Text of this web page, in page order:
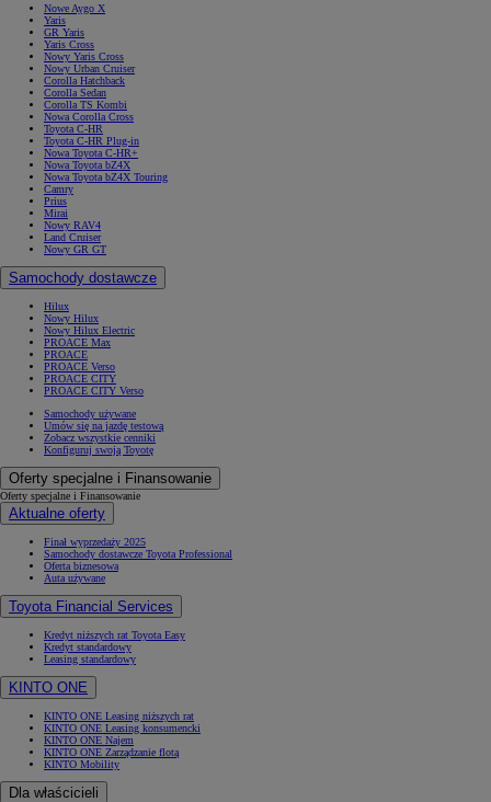
Nowe Aygo X
Yaris
GR Yaris
Yaris Cross
Nowy Yaris Cross
Nowy Urban Cruiser
Corolla Hatchback
Corolla Sedan
Corolla TS Kombi
Nowa Corolla Cross
Toyota C-HR
Toyota C-HR Plug-in
Nowa Toyota C-HR+
Nowa Toyota bZ4X
Nowa Toyota bZ4X Touring
Camry
Prius
Mirai
Nowy RAV4
Land Cruiser
Nowy GR GT
Samochody dostawcze
Hilux
Nowy Hilux
Nowy Hilux Electric
PROACE Max
PROACE
PROACE Verso
PROACE CITY
PROACE CITY Verso
Samochody używane
Umów się na jazdę testową
Zobacz wszystkie cenniki
Konfiguruj swoją Toyotę
Oferty specjalne i Finansowanie
Oferty specjalne i Finansowanie
Aktualne oferty
Finał wyprzedaży 2025
Samochody dostawcze Toyota Professional
Oferta biznesowa
Auta używane
Toyota Financial Services
Kredyt niższych rat Toyota Easy
Kredyt standardowy
Leasing standardowy
KINTO ONE
KINTO ONE Leasing niższych rat
KINTO ONE Leasing konsumencki
KINTO ONE Najem
KINTO ONE Zarządzanie flotą
KINTO Mobility
Dla właścicieli